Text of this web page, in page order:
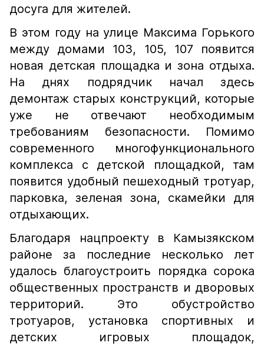
досуга для жителей.
В этом году на улице Максима Горького
между домами 103, 105, 107 появится
новая детская площадка и зона отдыха.
На днях подрядчик начал здесь
демонтаж старых конструкций, которые
уже не отвечают необходимым
требованиям безопасности. Помимо
современного многофункционального
комплекса с детской площадкой, там
появится удобный пешеходный тротуар,
парковка, зеленая зона, скамейки для
отдыхающих.
Благодаря нацпроекту в Камызякском
районе за последние несколько лет
удалось благоустроить порядка сорока
общественных пространств и дворовых
территорий. Это обустройство
тротуаров, установка спортивных и
детских игровых площадок,